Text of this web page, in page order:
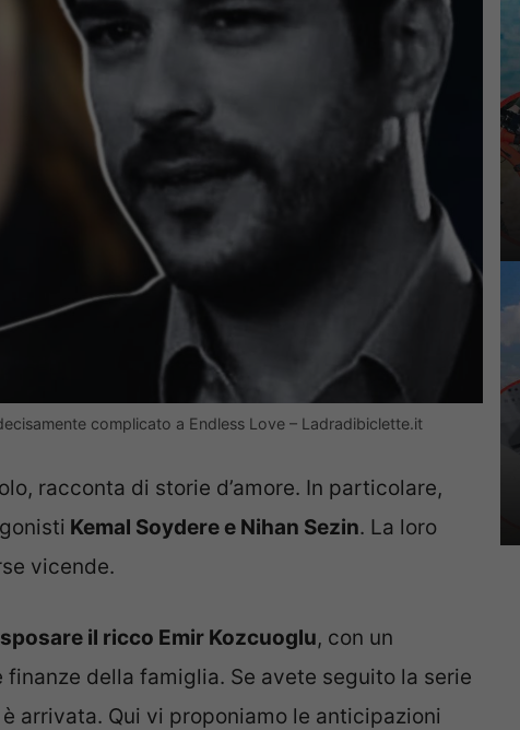
complicato a Endless Love – Ladradibiclette.it
racconta di storie d’amore. In particolare,
Kemal Soydere e Nihan Sezin. La loro
vicende.
il ricco Emir Kozcuoglu, con un
della famiglia. Se avete seguito la serie
arrivata. Qui vi proponiamo le anticipazioni